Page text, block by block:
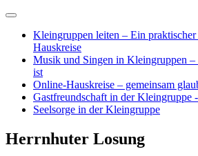
Kleingruppen leiten – Ein
Hauskreise
Musik und Singen in Kleingruppen –
ist
Online-Hauskreise – gemeinsam
Gastfreundschaft in der Kleingruppe
Seelsorge in der Kleingruppe
Herrnhuter Losung